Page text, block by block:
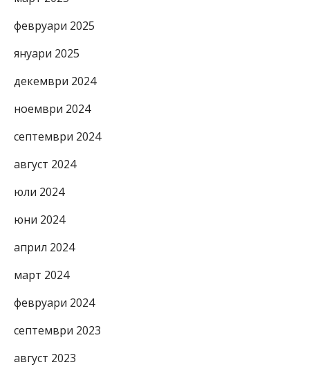
февруари 2025
януари 2025
декември 2024
ноември 2024
септември 2024
август 2024
юли 2024
юни 2024
април 2024
март 2024
февруари 2024
септември 2023
август 2023